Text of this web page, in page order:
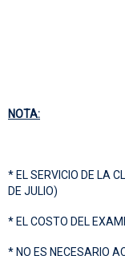
NOTA:
* EL SERVICIO DE LA
DE JULIO)
* EL COSTO DEL
* NO ES NECESARIO